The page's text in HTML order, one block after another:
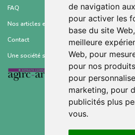
de navigation
pour activer les
base du site Web,
meilleure
Web, pour
pour nos
pour
marketing, pour
publicités plus
vous.
FAQ
Nos articles et ressources
Contact
Une société soutenue par :
Conditions générales